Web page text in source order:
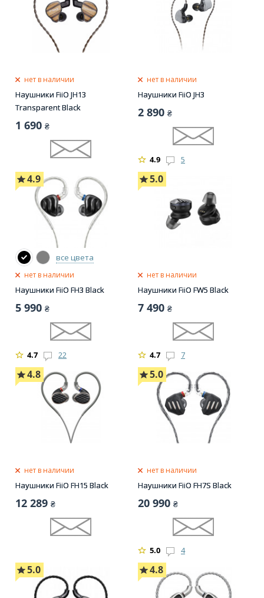
нет в наличии
Наушники FiiO JH13
Transparent Black
1 690 ₴
нет в наличии
Наушники FiiO JH3
2 890 ₴
4.9 5
4.9
все цвета
нет в наличии
Наушники FiiO FH3 Black
5 990 ₴
4.7 22
5.0
нет в наличии
Наушники FiiO FW5 Black
7 490 ₴
4.7 7
4.8
нет в наличии
Наушники FiiO FH15 Black
12 289 ₴
5.0
нет в наличии
Наушники FiiO FH7S Black
20 990 ₴
5.0 4
5.0 4.8